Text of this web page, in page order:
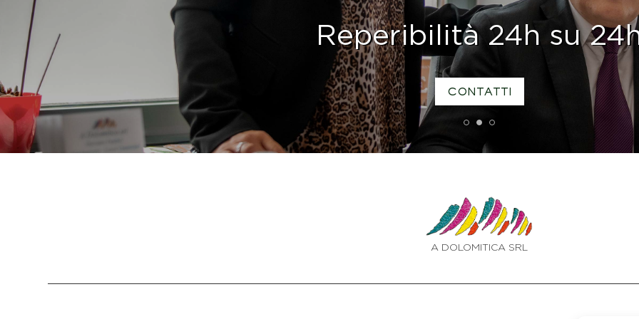
1 2 3
Reperibilità 24h su
CONTATTI
A DOLOMITICA SRL